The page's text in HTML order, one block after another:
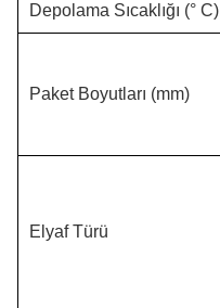
Depolama Sıcaklığı (° C)
Paket Boyutları (mm)
Elyaf Türü